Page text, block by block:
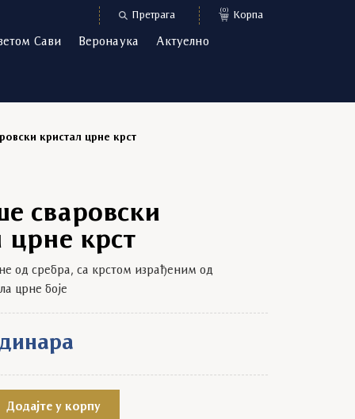
Претрага (0) Корпа
Сави Веронаука Актуелно
кристал црне крст
сваровски
црне крст
од сребра, са крстом израђеним од
црне боје
кристал црне крст quantity
Додајте у корпу